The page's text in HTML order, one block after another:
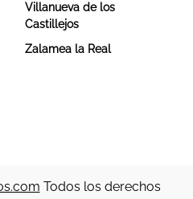
Villanueva de los
Castillejos
Zalamea la Real
Todos los derechos